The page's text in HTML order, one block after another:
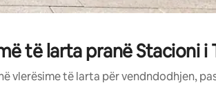
të larta pranë Stacioni i
vlerësime të larta për vendndodhjen,